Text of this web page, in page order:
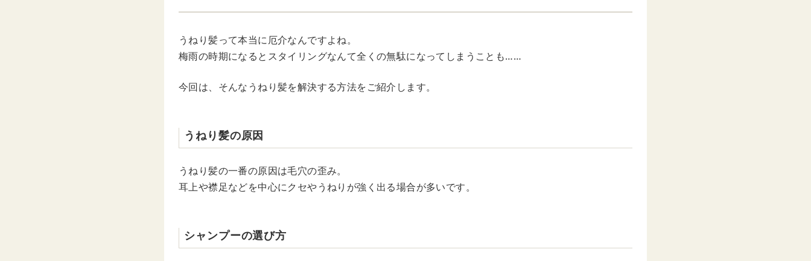
うねり髪って本当に厄介なんですよね。
梅雨の時期になるとスタイリングなんて全くの無駄になってしまうことも……
今回は、そんなうねり髪を解決する方法をご紹介します。
うねり髪の原因
うねり髪の一番の原因は毛穴の歪み。
耳上や襟足などを中心にクセやうねりが強く出る場合が多いです。
シャンプーの選び方